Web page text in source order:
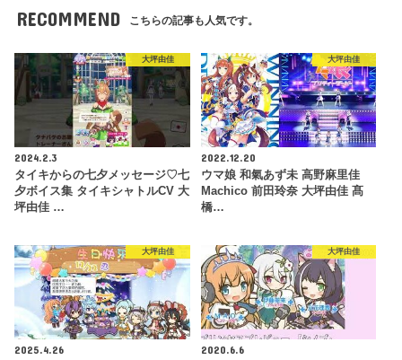
RECOMMEND こちらの記事も人気です。
大坪由佳
2024.2.3
タイキからの七夕メッセージ♡七
夕ボイス集 タイキシャトルCV 大
坪由佳 …
大坪由佳
2022.12.20
ウマ娘 和氣あず未 高野麻里佳
Machico 前田玲奈 大坪由佳 髙
橋…
大坪由佳
2025.4.26
大坪由佳
2020.6.6